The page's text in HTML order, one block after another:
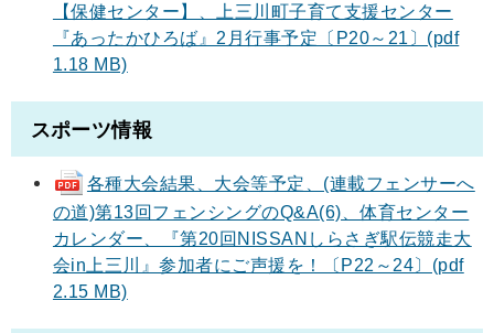
【保健センター】、上三川町子育て支援センター
『あったかひろば』2月行事予定〔P20～21〕(pdf
1.18 MB)
スポーツ情報
各種大会結果、大会等予定、(連載フェンサーへ
の道)第13回フェンシングのQ&A(6)、体育センター
カレンダー、『第20回NISSANしらさぎ駅伝競走大
会in上三川』参加者にご声援を！〔P22～24〕(pdf
2.15 MB)